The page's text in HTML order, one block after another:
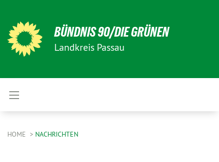
BÜNDNIS 90/DIE GRÜNEN
Landkreis Passau
HOME NACHRICHTEN